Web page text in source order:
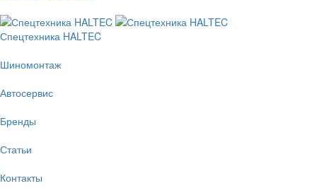
Спецтехника HALTEC
Шиномонтаж
Автосервис
Бренды
Статьи
Контакты